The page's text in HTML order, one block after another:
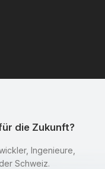
die Zukunft?
Ingenieure,
Schweiz.